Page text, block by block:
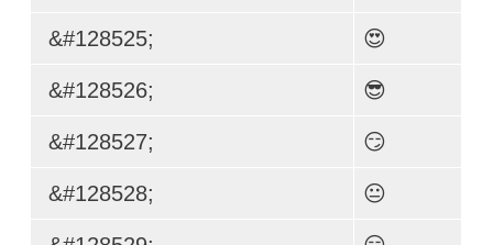
&#128525; 😍
&#128526; 😎
&#128527; 😏
&#128528; 😐